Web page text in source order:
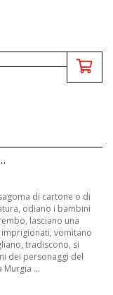
di cartone o di
odiano i bambini
lasciano una
vomitano
tradiscono, si
dei personaggi del
...